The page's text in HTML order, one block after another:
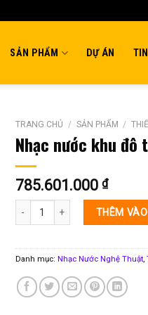
SẢN PHẨM DỰ ÁN
TRANG CHỦ / SẢN PHẨM /
Nhạc nước khu đô
785.601.000₫
Nhạc nước khu đô thị Ninh Hiệp
THÊM
Danh mục:Nhạc Nước Nghệ Thuật,